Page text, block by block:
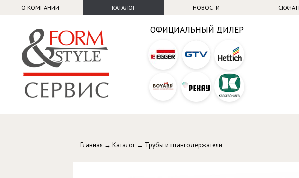
О КОМПАНИИ КАТАЛОГ НОВОСТИ
ОФИЦИАЛЬНЫЙ ДИЛЕР
Главная → Каталог → Трубы и штангодержатели